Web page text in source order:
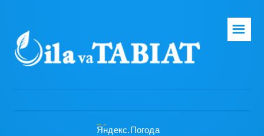
Бош саҳифа
☰